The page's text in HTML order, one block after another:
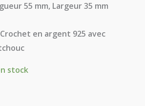
55 mm, Largeur 35 mm
en argent 925 avec
stock